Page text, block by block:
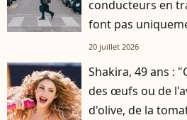
conducteurs en
font pas
20 juillet 2026
Shakira, 49 ans :
des œufs ou de
d'olive, de la